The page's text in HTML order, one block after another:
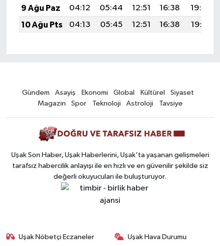
9 Ağu Paz
04:12 05:44 12:51 16:38
19:48
10 Ağu Pts
04:13 05:45 12:51 16:38 19:47
Gündem Asayiş Ekonomi Global Kültürel
Siyaset
Magazin
Spor Teknoloji Astroloji Tavsiye
Uşak Son Haber, Uşak Haberlerini, Uşak'ta yaşanan gelişmeleri
tarafsız habercilik anlayışı ile en hızlı ve en güvenilir şekilde siz
değerli okuyucuları ile buluşturuyor.
Uşak Nöbetçi Eczaneler Uşak Hava Durumu